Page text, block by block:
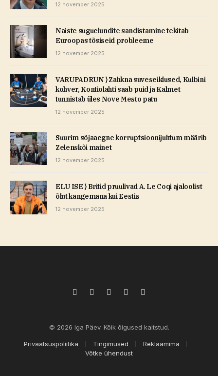
12 november 2025
Naiste suguelundite sandistamine tekitab
Euroopas tõsiseid probleeme
12 november 2025
VARUPADRUN ⟩ Zahkna suveseiklused, Kulbini
kohver, Kontiolahti saab puid ja Kalmet
tunnistab üles Nove Mesto patu
12 november 2025
Suurim sõjaaegne korruptsioonijuhtum määrib
Zelenskõi mainet
12 november 2025
ELU ISE ⟩ Britid pruulivad A. Le Coqi ajaloolist
õlut kangemana kui Eestis
12 november 2025
Facebook
X
PinterestTikTokInstagram
© 2026 Iga Päev. Kõik õigused kaitstud.
Privaatsuspoliitika Tingimused
Reklaamima
Võtke ühendust